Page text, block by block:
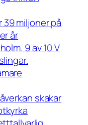
miljoner på
år
9 av 10 V
skakar